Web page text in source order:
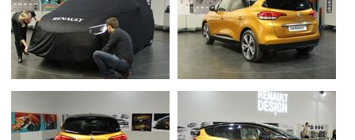
Flottes
Auto
Services
Forum